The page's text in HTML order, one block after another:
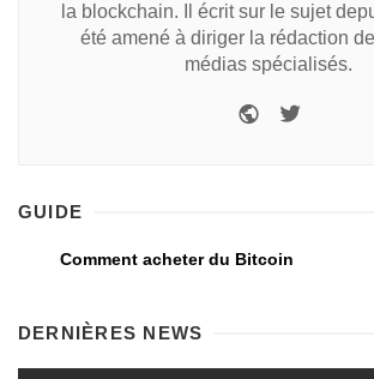
la blockchain. Il écrit sur le sujet
été amené à diriger la rédaction
médias spécialisés.
GUIDE
Comment acheter du Bitcoin
DERNIÈRES NEWS